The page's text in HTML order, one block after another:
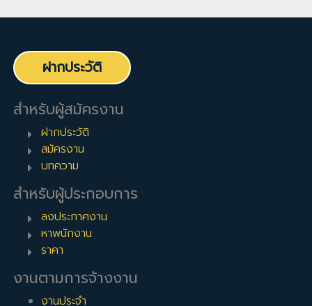
ฝากประวัติ
สำหรับผู้สมัครงาน
ฝากประวัติ
สมัครงาน
บทความ
สำหรับผู้ประกอบการ
ลงประกาศงาน
หาพนักงาน
ราคา
งานตามการจ้างงาน
งานประจำ